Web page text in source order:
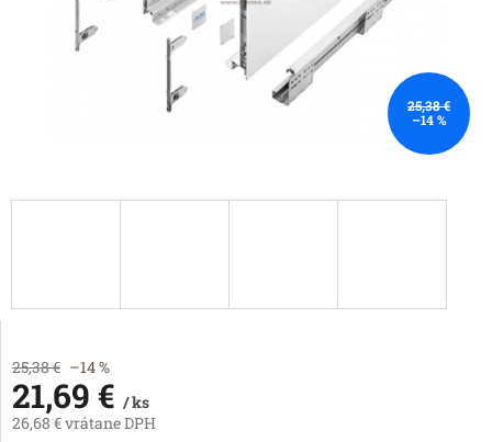
25,38 €
–14 %
25,38 € –14 %
21,69 € / ks
26,68 € vrátane DPH